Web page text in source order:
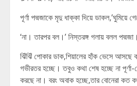
পূর্ণা পদ্মজাকে মৃদু ধাক্কা দিয়ে ডাকল,’ঘুমিয়ে
‘না। তারপর বল।’ নিস্তরঙ্গ গলায় বলল পদ্মজা।
ঝিঁঝিঁ পোকার ডাক,শিয়ালের হাঁক ভেসে আসছে
গভীরতর হচ্ছে। তবুও কথা শেষ হচ্ছে না পূর্ণা-
করছে না। বরং অবাক হচ্ছে,তার বোনেরা কত